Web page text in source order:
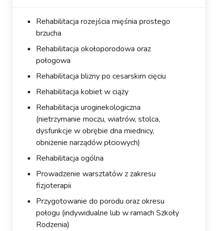
Rehabilitacja rozejścia mięśnia prostego
brzucha
Rehabilitacja okołoporodowa oraz
połogowa
Rehabilitacja blizny po cesarskim cięciu
Rehabilitacja kobiet w ciąży
Rehabilitacja uroginekologiczna
(nietrzymanie moczu, wiatrów, stolca,
dysfunkcje w obrębie dna miednicy,
obniżenie narządów płciowych)
Rehabilitacja ogólna
Prowadzenie warsztatów z zakresu
fizjoterapii
Przygotowanie do porodu oraz okresu
połogu (indywidualne lub w ramach Szkoły
Rodzenia)